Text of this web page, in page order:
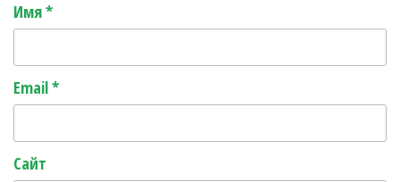
Имя*
Email*
Сайт